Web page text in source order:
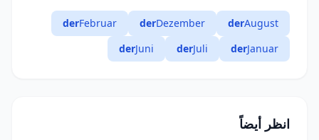
derAugust
derDezember
derFebruar
derJanuar
derJuli
derJuni
انظر أيضاً